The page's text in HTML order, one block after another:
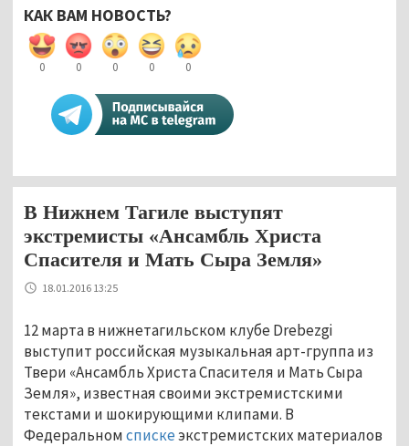
КАК ВАМ НОВОСТЬ?
0 0 0 0 0
В Нижнем Тагиле выступят
экстремисты «Ансамбль Христа
Спасителя и Мать Сыра Земля»
18.01.2016 13:25
12 марта в нижнетагильском клубе Drebezgi
выступит российская музыкальная арт-группа из
Твери «Ансамбль Христа Спасителя и Мать Сыра
Земля», известная своими экстремистскими
текстами и шокирующими клипами. В
Федеральномспискеэкстремистских материалов